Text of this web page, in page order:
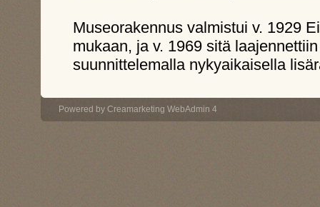
Museorakennus valmistui v. 1929
mukaan, ja v. 1969 sitä
suunnittelemalla nykyaikaisella
Powered by Creamarketing WebAdmin 4